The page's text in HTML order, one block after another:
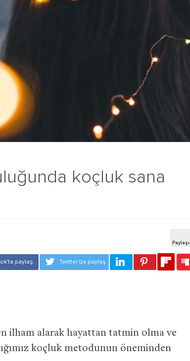
koçluk sana
ilham alarak hayattan tatmin olma ve
koçluk metodunun öneminden